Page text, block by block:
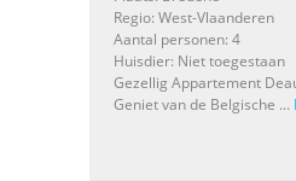
Regio: West-Vlaanderen
Aantal personen: 4
Huisdier: Niet toegestaan
Gezellig Appartement
Geniet van de Belgische ...